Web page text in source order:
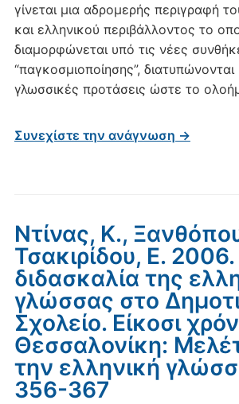
γίνεται μια αδρομερής περιγραφή
και ελληνικού περιβάλλοντος το
διαμορφώνεται υπό τις νέες
“παγκοσμιοποίησης”, διατυπώνονται
γλωσσικές προτάσεις ώστε το
Συνεχίστε την ανάγνωση →
Ντίνας, Κ.,
Τσακιρίδου, Ε.
διδασκαλία της
γλώσσας στο
Σχολείο. Είκοσι
Θεσσαλονίκη:
την ελληνική
356-367